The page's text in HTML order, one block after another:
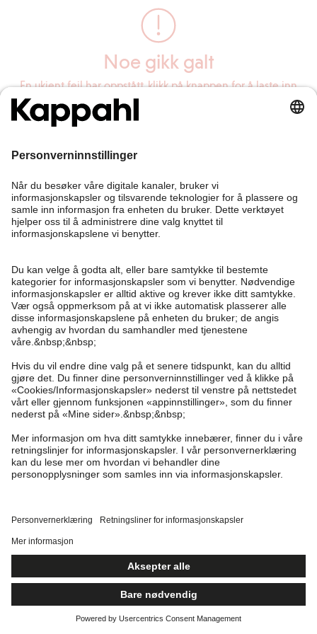
Noe gikk galt
En ukjent feil har oppstått, klikk på knappen for å laste inn
siden på nytt.